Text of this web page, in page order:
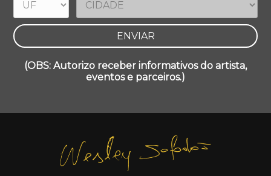
(OBS: Autorizo receber informativos do artista,
eventos e parceiros.)